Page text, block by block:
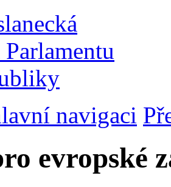
navigaci
evropské